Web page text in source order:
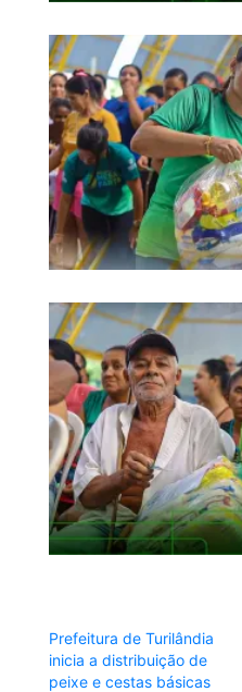
Prefeitura de Turilândia
inicia a distribuição de
peixe e cestas básicas